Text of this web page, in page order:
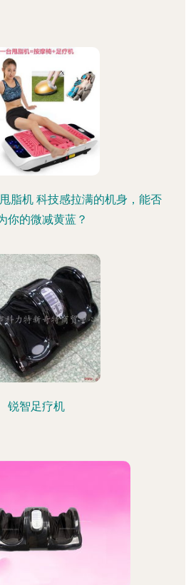
脂机 科技感拉满的机身，能否
你的微减黄蓝？
锐智足疗机